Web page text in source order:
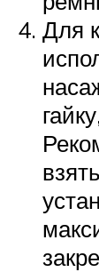
Для